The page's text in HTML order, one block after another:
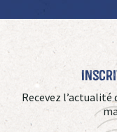
Recevez